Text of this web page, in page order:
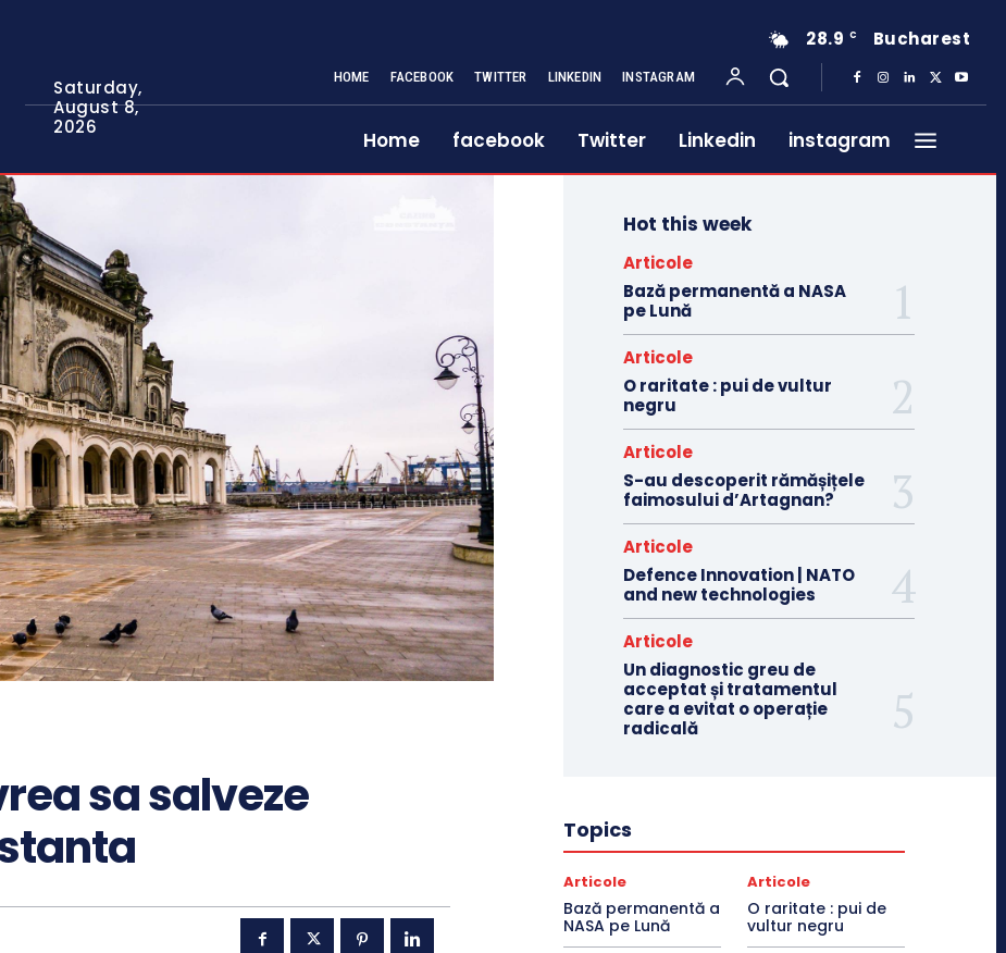
Saturday,
August 8,
2026
28.9 C Bucharest
HOME FACEBOOK TWITTER LINKEDIN INSTAGRAM
Home facebook Twitter Linkedin instagram
sa salveze
Hot this week
Articole
Bază permanentă a NASA
pe Lună
Articole
O raritate : pui de vultur
negru
Articole
S-au descoperit rămășițele
faimosului d’Artagnan?
Articole
Defence Innovation | NATO
and new technologies
Articole
Un diagnostic greu de
acceptat și tratamentul
care a evitat o operație
radicală
Topics
Articole
Bază permanentă a
NASA pe Lună
Articole
O raritate : pui de
vultur negru